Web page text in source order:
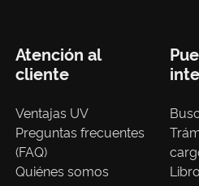
Atención al
cliente
Ventajas UV
Preguntas frecuentes
(FAQ)
Quiénes somos